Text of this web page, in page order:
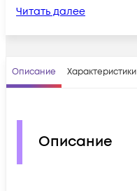
Читать далее
Описание Характеристики
Описание